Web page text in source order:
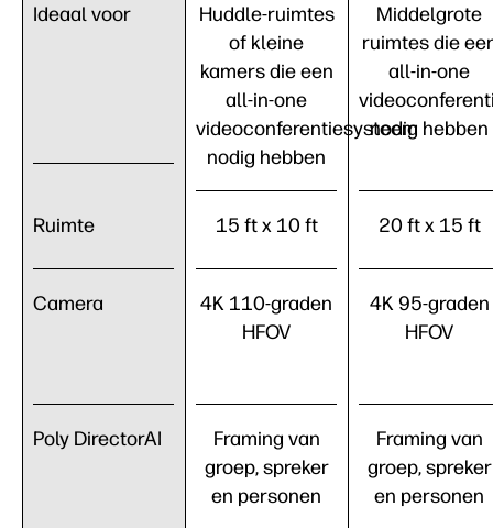
Ideaal voor
Ruimte
Camera
Poly DirectorAI
Huddle-ruimtes
of kleine
kamers die een
all-in-one
videoconferentiesysteem
nodig hebben
15 ft x 10 ft
4K 110-graden
HFOV
Framing van
groep, spreker
en personen
Middelgrote
ruimtes die
all-in-one
nodig hebben
20 ft x 15 ft
4K 95-graden
HFOV
Framing van
groep, spreker
en personen